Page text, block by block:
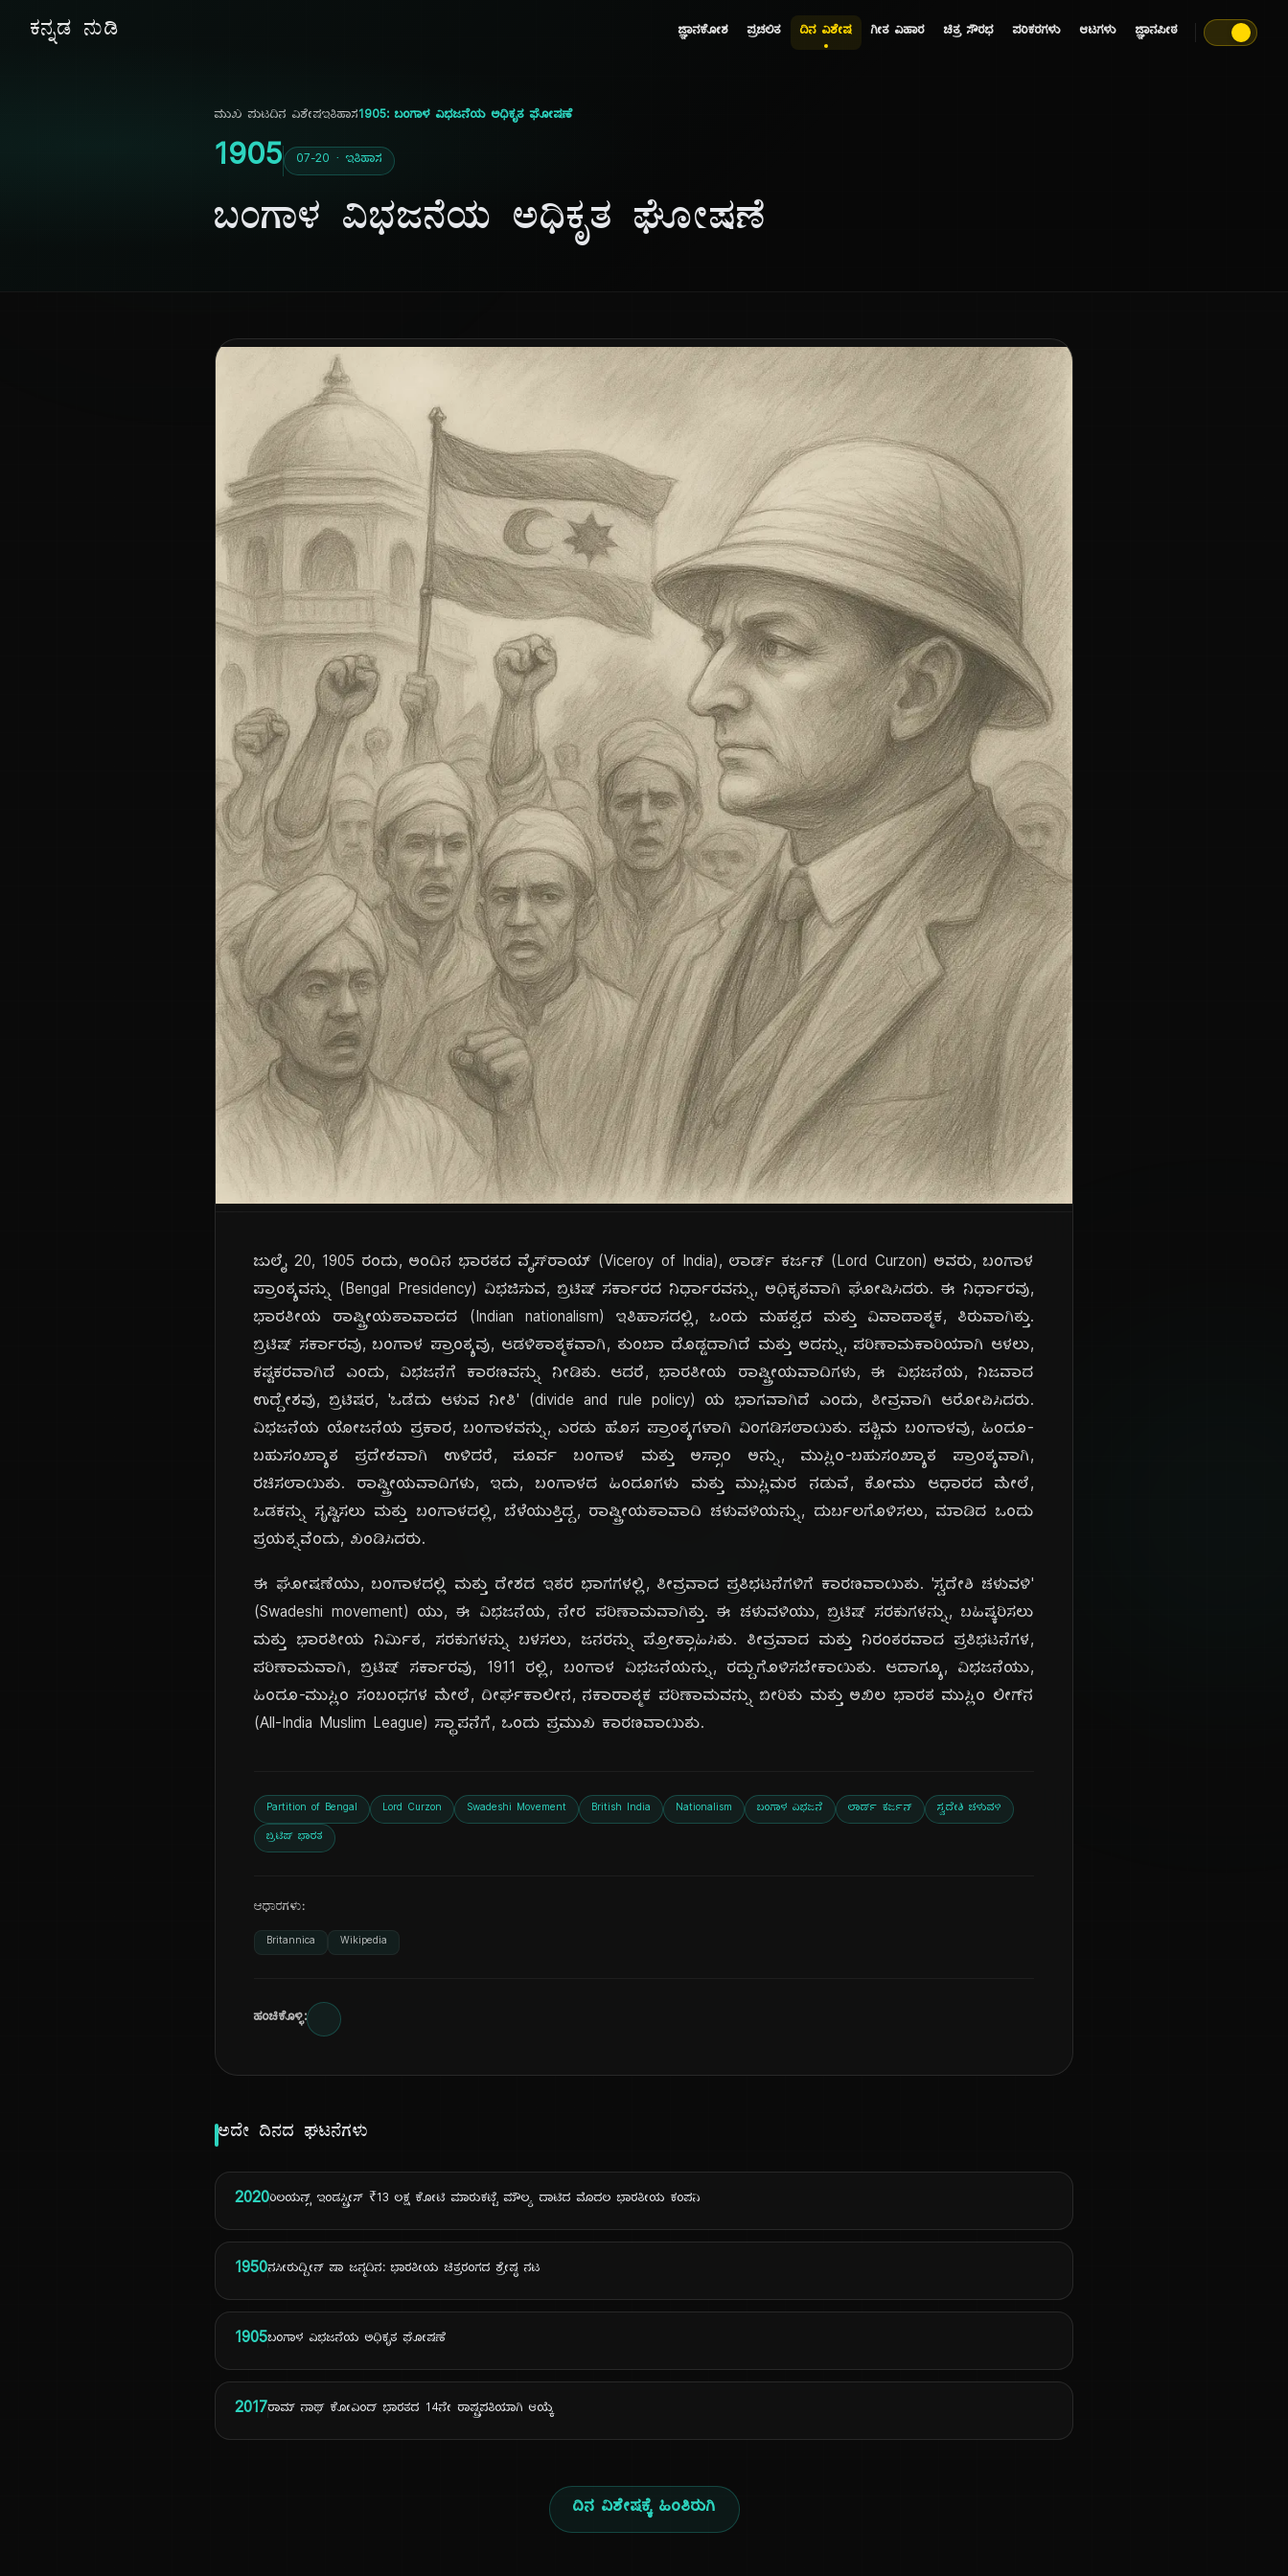
ಕನ್ನಡ ನುಡಿ ಜ್ಞಾನಕೋಶ ಪ್ರಚಲಿತ ದಿನ ವಿಶೇಷ ಗೀತ ವಿಹಾರ ಚಿತ್ರ ಸೌರಭ ಪರಿಕರಗಳು ಆಟಗಳು ಜ್ಞಾನಪೀಠ
ದಿ
ಮುಖ ಪುಟದಿನ ವಿಶೇಷಇತಿಹಾಸ1905: ಬಂಗಾಳ ವಿಭಜನೆಯ ಅಧಿಕೃತ ಘೋಷಣೆ
1905 07-20 · ಇತಿಹಾಸ
ಬಂಗಾಳ ವಿಭಜನೆಯ ಅಧಿಕೃತ ಘೋಷಣೆ
ಜುಲೈ 20, 1905 ರಂದು, ಅಂದಿನ ಭಾರತದ ವೈಸ್‌ರಾಯ್ (Viceroy of India), ಲಾರ್ಡ್ ಕರ್ಜನ್ (Lord Curzon) ಅವರು, ಬಂಗಾಳ
ಪ್ರಾಂತ್ಯವನ್ನು (Bengal Presidency) ವಿಭಜಿಸುವ, ಬ್ರಿಟಿಷ್ ಸರ್ಕಾರದ ನಿರ್ಧಾರವನ್ನು, ಅಧಿಕೃತವಾಗಿ ಘೋಷಿಸಿದರು. ಈ ನಿರ್ಧಾರವು,
ಭಾರತೀಯ ರಾಷ್ಟ್ರೀಯತಾವಾದದ (Indian nationalism) ಇತಿಹಾಸದಲ್ಲಿ, ಒಂದು ಮಹತ್ವದ ಮತ್ತು ವಿವಾದಾತ್ಮಕ, ತಿರುವಾಗಿತ್ತು.
ಬ್ರಿಟಿಷ್ ಸರ್ಕಾರವು, ಬಂಗಾಳ ಪ್ರಾಂತ್ಯವು, ಆಡಳಿತಾತ್ಮಕವಾಗಿ, ತುಂಬಾ ದೊಡ್ಡದಾಗಿದೆ ಮತ್ತು ಅದನ್ನು, ಪರಿಣಾಮಕಾರಿಯಾಗಿ ಆಳಲು,
ಕಷ್ಟಕರವಾಗಿದೆ ಎಂದು, ವಿಭಜನೆಗೆ ಕಾರಣವನ್ನು ನೀಡಿತು. ಆದರೆ, ಭಾರತೀಯ ರಾಷ್ಟ್ರೀಯವಾದಿಗಳು, ಈ ವಿಭಜನೆಯ, ನಿಜವಾದ
ಉದ್ದೇಶವು, ಬ್ರಿಟಿಷರ, 'ಒಡೆದು ಆಳುವ ನೀತಿ' (divide and rule policy) ಯ ಭಾಗವಾಗಿದೆ ಎಂದು, ತೀವ್ರವಾಗಿ ಆರೋಪಿಸಿದರು.
ವಿಭಜನೆಯ ಯೋಜನೆಯ ಪ್ರಕಾರ, ಬಂಗಾಳವನ್ನು, ಎರಡು ಹೊಸ ಪ್ರಾಂತ್ಯಗಳಾಗಿ ವಿಂಗಡಿಸಲಾಯಿತು. ಪಶ್ಚಿಮ ಬಂಗಾಳವು, ಹಿಂದೂ-
ಬಹುಸಂಖ್ಯಾತ ಪ್ರದೇಶವಾಗಿ ಉಳಿದರೆ, ಪೂರ್ವ ಬಂಗಾಳ ಮತ್ತು ಅಸ್ಸಾಂ ಅನ್ನು, ಮುಸ್ಲಿಂ-ಬಹುಸಂಖ್ಯಾತ ಪ್ರಾಂತ್ಯವಾಗಿ,
ರಚಿಸಲಾಯಿತು. ರಾಷ್ಟ್ರೀಯವಾದಿಗಳು, ಇದು, ಬಂಗಾಳದ ಹಿಂದೂಗಳು ಮತ್ತು ಮುಸ್ಲಿಮರ ನಡುವೆ, ಕೋಮು ಆಧಾರದ ಮೇಲೆ,
ಒಡಕನ್ನು ಸೃಷ್ಟಿಸಲು ಮತ್ತು ಬಂಗಾಳದಲ್ಲಿ, ಬೆಳೆಯುತ್ತಿದ್ದ, ರಾಷ್ಟ್ರೀಯತಾವಾದಿ ಚಳುವಳಿಯನ್ನು, ದುರ್ಬಲಗೊಳಿಸಲು, ಮಾಡಿದ ಒಂದು
ಪ್ರಯತ್ನವೆಂದು, ಖಂಡಿಸಿದರು.
ಈ ಘೋಷಣೆಯು, ಬಂಗಾಳದಲ್ಲಿ ಮತ್ತು ದೇಶದ ಇತರ ಭಾಗಗಳಲ್ಲಿ, ತೀವ್ರವಾದ ಪ್ರತಿಭಟನೆಗಳಿಗೆ ಕಾರಣವಾಯಿತು. 'ಸ್ವದೇಶಿ ಚಳುವಳಿ'
(Swadeshi movement) ಯು, ಈ ವಿಭಜನೆಯ, ನೇರ ಪರಿಣಾಮವಾಗಿತ್ತು. ಈ ಚಳುವಳಿಯು, ಬ್ರಿಟಿಷ್ ಸರಕುಗಳನ್ನು, ಬಹಿಷ್ಕರಿಸಲು
ಮತ್ತು ಭಾರತೀಯ ನಿರ್ಮಿತ, ಸರಕುಗಳನ್ನು ಬಳಸಲು, ಜನರನ್ನು ಪ್ರೋತ್ಸಾಹಿಸಿತು. ತೀವ್ರವಾದ ಮತ್ತು ನಿರಂತರವಾದ ಪ್ರತಿಭಟನೆಗಳ,
ಪರಿಣಾಮವಾಗಿ, ಬ್ರಿಟಿಷ್ ಸರ್ಕಾರವು, 1911 ರಲ್ಲಿ, ಬಂಗಾಳ ವಿಭಜನೆಯನ್ನು, ರದ್ದುಗೊಳಿಸಬೇಕಾಯಿತು. ಆದಾಗ್ಯೂ, ವಿಭಜನೆಯು,
ಹಿಂದೂ-ಮುಸ್ಲಿಂ ಸಂಬಂಧಗಳ ಮೇಲೆ, ದೀರ್ಘಕಾಲೀನ, ನಕಾರಾತ್ಮಕ ಪರಿಣಾಮವನ್ನು ಬೀರಿತು ಮತ್ತು ಅಖಿಲ ಭಾರತ ಮುಸ್ಲಿಂ ಲೀಗ್‌ನ
(All-India Muslim League) ಸ್ಥಾಪನೆಗೆ, ಒಂದು ಪ್ರಮುಖ ಕಾರಣವಾಯಿತು.
Partition of Bengal Lord Curzon Swadeshi Movement British India Nationalism ಬಂಗಾಳ ವಿಭಜನೆ ಲಾರ್ಡ್ ಕರ್ಜನ್ ಸ್ವದೇಶಿ ಚಳುವಳಿ
ಬ್ರಿಟಿಷ್ ಭಾರತ
ಆಧಾರಗಳು:
Britannica Wikipedia
ಹಂಚಿಕೊಳ್ಳಿ:
ಅದೇ ದಿನದ ಘಟನೆಗಳು
2020ರಿಲಯನ್ಸ್ ಇಂಡಸ್ಟ್ರೀಸ್ ₹13 ಲಕ್ಷ ಕೋಟಿ ಮಾರುಕಟ್ಟೆ ಮೌಲ್ಯ ದಾಟಿದ ಮೊದಲ ಭಾರತೀಯ ಕಂಪನಿ
1950ನಸೀರುದ್ದೀನ್ ಷಾ ಜನ್ಮದಿನ: ಭಾರತೀಯ ಚಿತ್ರರಂಗದ ಶ್ರೇಷ್ಠ ನಟ
1905ಬಂಗಾಳ ವಿಭಜನೆಯ ಅಧಿಕೃತ ಘೋಷಣೆ
2017ರಾಮ್ ನಾಥ್ ಕೋವಿಂದ್ ಭಾರತದ 14ನೇ ರಾಷ್ಟ್ರಪತಿಯಾಗಿ ಆಯ್ಕೆ
ದಿನ ವಿಶೇಷಕ್ಕೆ ಹಿಂತಿರುಗಿ